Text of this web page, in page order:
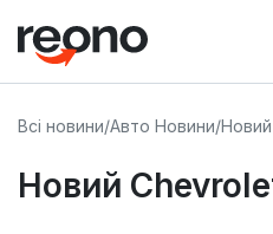
Всі новини/Авто Новини/
Новий